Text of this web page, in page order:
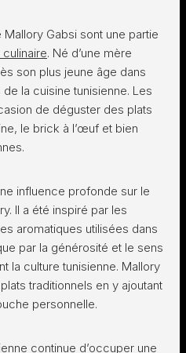
Mallory Gabsi sont une partie
. Né d’une mère
son plus jeune âge dans
la cuisine tunisienne. Les
de déguster des plats
le brick à l’œuf et bien
influence profonde sur le
Il a été inspiré par les
aromatiques utilisées dans
par la générosité et le sens
la culture tunisienne. Mallory
traditionnels en y ajoutant
personnelle.
continue d’occuper une